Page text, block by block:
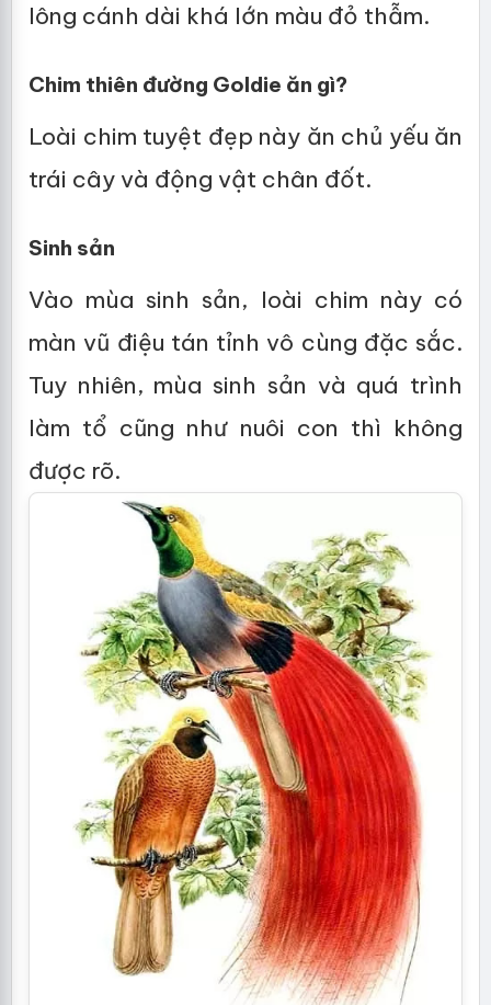
lông cánh dài khá lớn màu đỏ thẫm.
Chim thiên đường Goldie ăn gì?
Loài chim tuyệt đẹp này ăn chủ yếu ăn
trái cây và động vật chân đốt.
Sinh sản
Vào mùa sinh sản, loài chim này có
màn vũ điệu tán tỉnh vô cùng đặc sắc.
Tuy nhiên, mùa sinh sản và quá trình
làm tổ cũng như nuôi con thì không
được rõ.